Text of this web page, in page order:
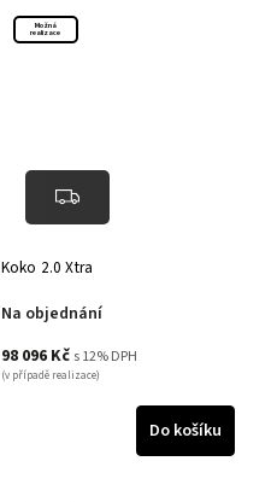
Možná
realizace
Koko 2.0 Xtra
Na objednání
98 096 Kč s 12% DPH
(v případě realizace)
Do košíku